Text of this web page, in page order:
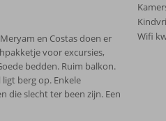
en Costas doen er
voor excursies,
bedden. Ruim balkon.
berg op. Enkele
die slecht ter been zijn. Een
Wifi